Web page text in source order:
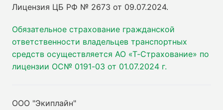
Лицензия ЦБ РФ № 2673 от 09.07.2024.
Обязательное страхование гражданской
ответственности владельцев транспортных
средств осуществляется АО «Т-Страхование» по
лицензии ОС№ 0191-03 от 01.07.2024 г.
ООО "Экиплайн"